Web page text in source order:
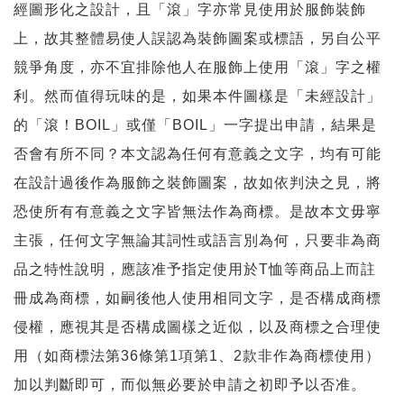
經圖形化之設計，且「滾」字亦常見使用於服飾裝飾
上，故其整體易使人誤認為裝飾圖案或標語，另自公平
競爭角度，亦不宜排除他人在服飾上使用「滾」字之權
利。然而值得玩味的是，如果本件圖樣是「未經設計」
的「滾！BOIL」或僅「BOIL」一字提出申請，結果是
否會有所不同？本文認為任何有意義之文字，均有可能
在設計過後作為服飾之裝飾圖案，故如依判決之見，將
恐使所有有意義之文字皆無法作為商標。是故本文毋寧
主張，任何文字無論其詞性或語言別為何，只要非為商
品之特性說明，應該准予指定使用於T恤等商品上而註
冊成為商標，如嗣後他人使用相同文字，是否構成商標
侵權，應視其是否構成圖樣之近似，以及商標之合理使
用（如商標法第36條第1項第1、2款非作為商標使用）
加以判斷即可，而似無必要於申請之初即予以否准。